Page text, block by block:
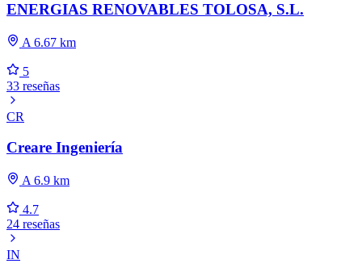
ENERGIAS RENOVABLES TOLOSA, S.L.
A 6.67 km
5
33 reseñas
CR
Creare Ingeniería
A 6.9 km
4.7
24 reseñas
IN